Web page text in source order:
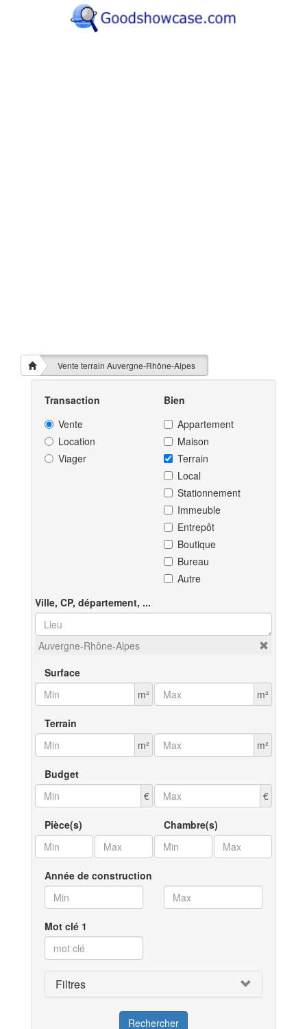
Vente terrain Auvergne-Rhône-Alpes
Transaction
Vente
Location
Viager
Bien
Appartement
Maison
Terrain
Local
Stationnement
Immeuble
Entrepôt
Boutique
Bureau
Autre
Ville, CP, département, ...
Auvergne-Rhône-Alpes
Surface
m²
m²
Terrain
m²
m²
Budget
€
€
Pièce(s) Chambre(s)
Année de construction
Mot clé 1
Filtres